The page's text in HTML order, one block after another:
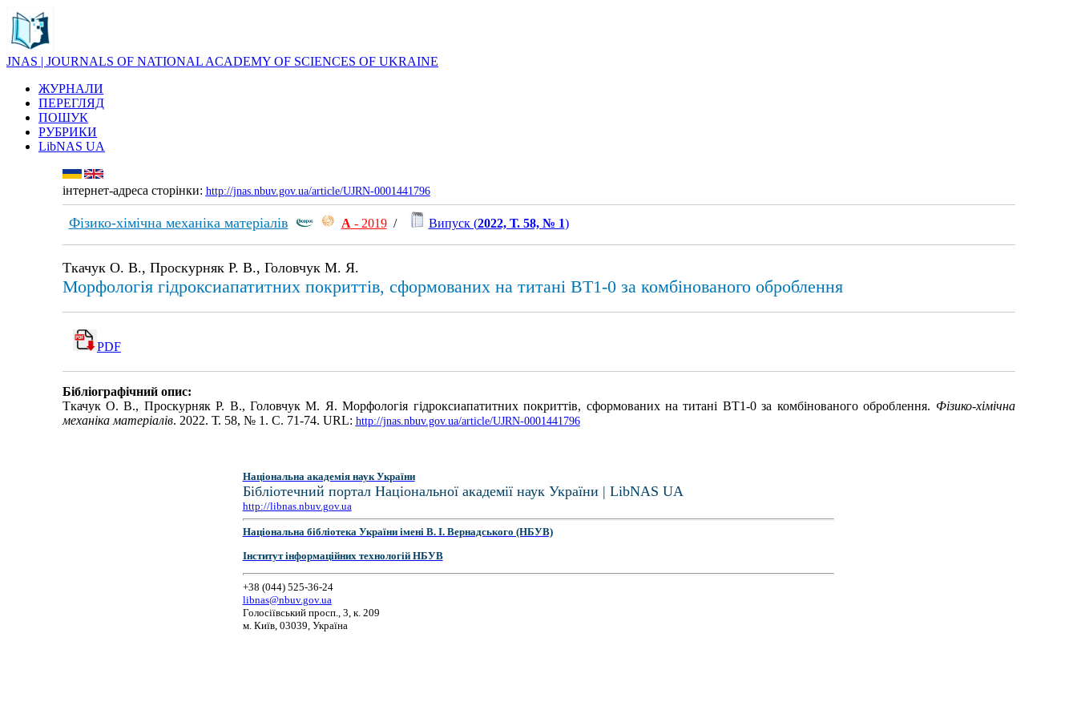
JNAS | JOURNALS OF NATIONAL ACADEMY OF SCIENCES OF UKRAINE
ЖУРНАЛИ
ПЕРЕГЛЯД
ПОШУК
РУБРИКИ
LibNAS UA
інтернет-адреса сторінки: http://jnas.nbuv.gov.ua/article/UJRN-0001441796
Фізико-хімічна механіка матеріалів А - 2019/ Випуск (2022, Т. 58, № 1)
Ткачук О. В., Проскурняк Р. В., Головчук М. Я.
Морфологія гідроксиапатитних покриттів, сформованих на титані ВТ1-0 за комбінованого оброблення
PDF
Бібліографічний опис:
Ткачук О. В., Проскурняк Р. В., Головчук М. Я. Морфологія гідроксиапатитних покриттів, сформованих на титані ВТ1-0 за комбінованого оброблення. Фізико-хімічна
механіка матеріалів. 2022. Т. 58, № 1. С. 71-74. URL: http://jnas.nbuv.gov.ua/article/UJRN-0001441796
Національна академія наук України
Бібліотечний портал Національної академії наук України | LibNAS UA
http://libnas.nbuv.gov.ua
Національна бібліотека України імені В. І. Вернадського (НБУВ)
Інститут інформаційних технологій НБУВ
+38 (044) 525-36-24
libnas@nbuv.gov.ua
Голосіївський просп., 3, к. 209
м. Київ, 03039, Україна